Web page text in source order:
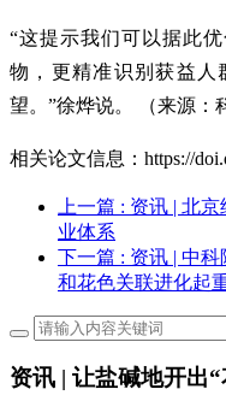
“这提示我们可以据此
物，更精准识别获益人
望。”徐烨说。 （来源：
相关论文信息：https://
上一篇 : 资讯 | 北
业体系
下一篇 : 资讯 | 中
和花色关联进化起
资讯 | 让盐碱地开出